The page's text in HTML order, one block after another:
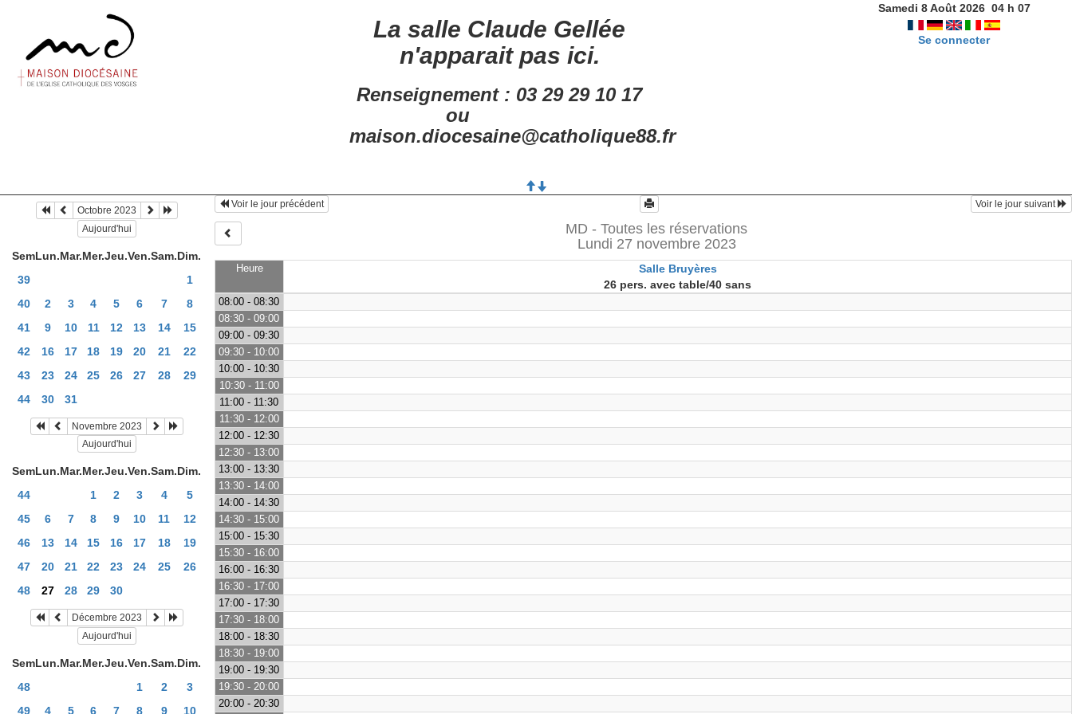
La salle Claude Gellée
n'apparait pas ici.
Renseignement : 03 29 29 10 17
ou
maison.diocesaine@catholique88.fr
Samedi 8 Août 2026 04h 07
Se connecter
Octobre 2023
Aujourd'hui
SemLun.Mar.Mer.Jeu.Ven.Sam.Dim.
39
1
40
2 3 4 5 6 7
8
41
9 10 11 12 13 14
15
42
16 17 18 19 20 21
22
43
23 24 25 26 27 28
29
44
30 31
Novembre 2023
Aujourd'hui
SemLun.Mar.Mer.Jeu.Ven.Sam.Dim.
44
1 2 3 4
5
45
6 7 8 9 10 11
12
46
13 14 15 16 17 18
19
47
20 21 22 23 24 25
26
48
27 28 29 30
Décembre 2023
Aujourd'hui
SemLun.Mar.Mer.Jeu.Ven.Sam.Dim.
48
1 2
3
49
4 5 6 7 8 9 10
Heure
Salle Bruyères
26 pers. avec table/40 sans
Voir le jour précédent Voir le jour suivant
MD - Toutes les réservations
Lundi 27 novembre 2023
08:00 - 08:30
08:30 - 09:00
09:00 - 09:30
09:30 - 10:00
10:00 - 10:30
10:30 - 11:00
11:00 - 11:30
11:30 - 12:00
12:00 - 12:30
12:30 - 13:00
13:00 - 13:30
13:30 - 14:00
14:00 - 14:30
14:30 - 15:00
15:00 - 15:30
15:30 - 16:00
16:00 - 16:30
16:30 - 17:00
17:00 - 17:30
17:30 - 18:00
18:00 - 18:30
18:30 - 19:00
19:00 - 19:30
19:30 - 20:00
20:00 - 20:30